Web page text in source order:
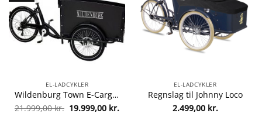
EL-LADCYKLER
Wildenburg Town E-Cargo El-ladcykel
21.999,00kr. Den
oprindelige
19.999,00 kr.Den
aktuelle
EL-LADCYKLER
Regnslag til Johnny Loco
2.499,00 kr.